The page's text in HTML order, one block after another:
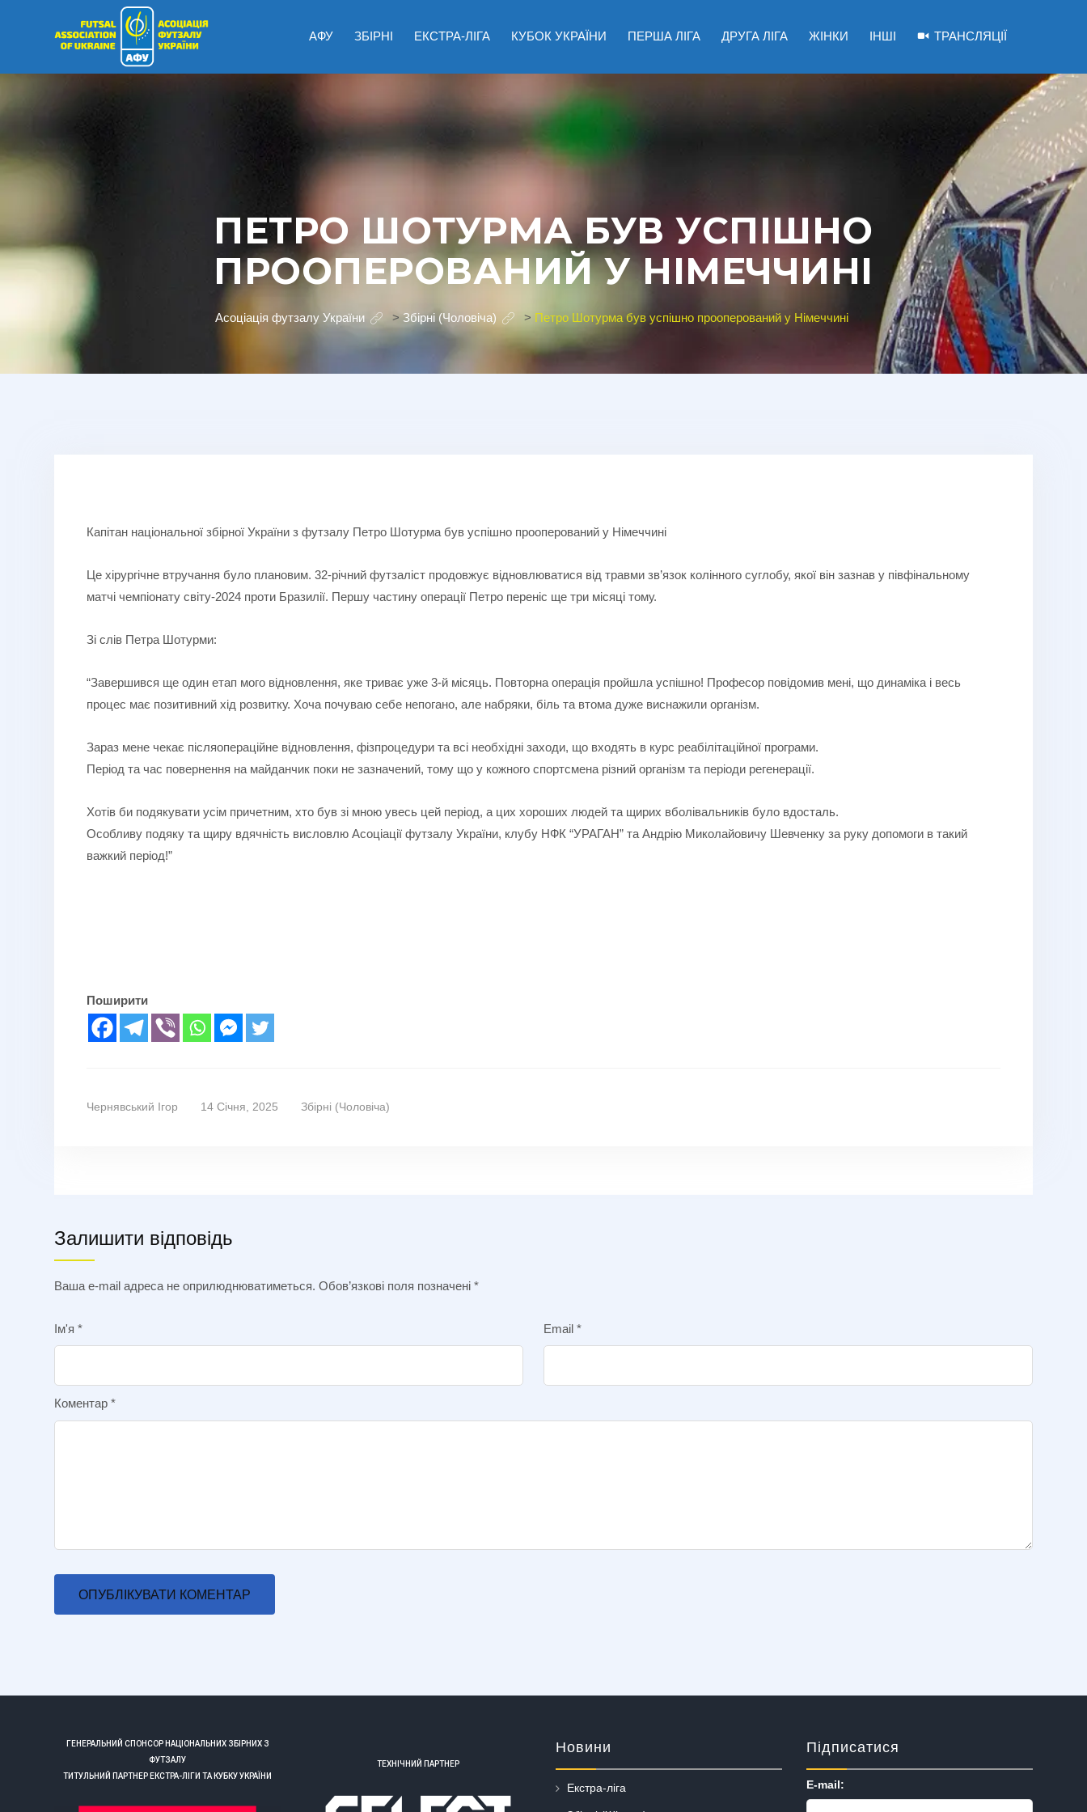
АФУ ЗБІРНІ ЕКСТРА-ЛІГА КУБОК УКРАЇНИ ПЕРША ЛІГА ДРУГА ЛІГА ЖІНКИ ІНШІ ТРАНСЛЯЦІЇ
ПЕТРО ШОТУРМА БУВ УСПІШНО
ПРООПЕРОВАНИЙ У НІМЕЧЧИНІ
Асоціація футзалу України >Збірні (Чоловіча) > Петро Шотурма був успішно прооперований у Німеччині
Капітан національної збірної України з футзалу Петро Шотурма був успішно прооперований у Німеччині
Це хірургічне втручання було плановим. 32-річний футзаліст продовжує відновлюватися від травми зв’язок колінного суглобу, якої він зазнав у півфінальному
матчі чемпіонату світу-2024 проти Бразилії. Першу частину операції Петро переніс ще три місяці тому.
Зі слів Петра Шотурми:
“Завершився ще один етап мого відновлення, яке триває уже 3-й місяць. Повторна операція пройшла успішно! Професор повідомив мені, що динаміка і весь
процес має позитивний хід розвитку. Хоча почуваю себе непогано, але набряки, біль та втома дуже виснажили організм.
Зараз мене чекає післяопераційне відновлення, фізпроцедури та всі необхідні заходи, що входять в курс реабілітаційної програми.
Період та час повернення на майданчик поки не зазначений, тому що у кожного спортсмена різний організм та періоди регенерації.
Хотів би подякувати усім причетним, хто був зі мною увесь цей період, а цих хороших людей та щирих вболівальників було вдосталь.
Особливу подяку та щиру вдячність висловлю Асоціації футзалу України, клубу НФК “УРАГАН” та Андрію Миколайовичу Шевченку за руку допомоги в такий
важкий період!”
Поширити
Чернявський Ігор 14 Січня, 2025 Збірні (Чоловіча)
Залишити відповідь
Ваша e-mail адреса не оприлюднюватиметься. Обов’язкові поля позначені *
Ім'я * Email *
Коментар *
ГЕНЕРАЛЬНИЙ СПОНСОР НАЦІОНАЛЬНИХ ЗБІРНИХ З
ФУТЗАЛУ
ТИТУЛЬНИЙ ПАРТНЕР ЕКСТРА-ЛІГИ ТА КУБКУ УКРАЇНИ
ТЕХНІЧНИЙ ПАРТНЕР
Новини
Екстра-ліга
Підписатися
E-mail: